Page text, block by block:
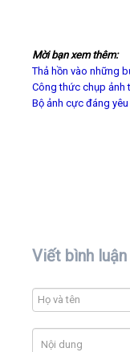
Mời bạn xem thêm:
Thả hồn vào những
Công thức chụp ảnh
Bộ ảnh cực đáng
Viết bình luận